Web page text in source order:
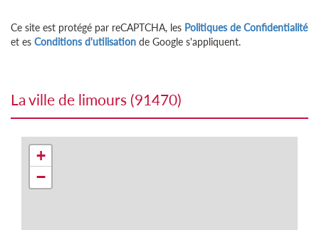
Ce site est protégé par reCAPTCHA, les Politiques de Confidentialité
et es Conditions d'utilisation de Google s'appliquent.
la ville de limours (91470)
+
−